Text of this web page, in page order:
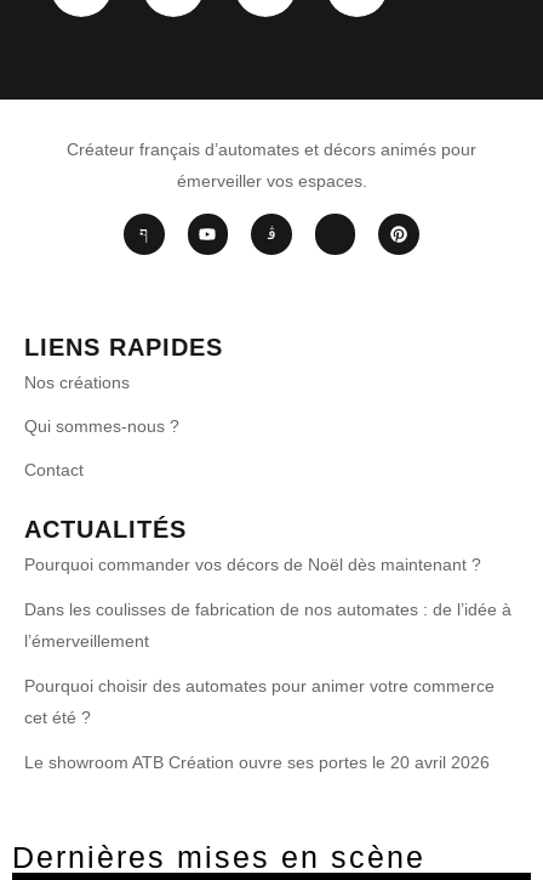
Créateur français d’automates et décors animés pour
émerveiller vos espaces.
LIENS RAPIDES
Nos créations
Qui sommes-nous ?
Contact
ACTUALITÉS
Pourquoi commander vos décors de Noël dès maintenant ?
Dans les coulisses de fabrication de nos automates : de l’idée à
l’émerveillement
Pourquoi choisir des automates pour animer votre commerce
cet été ?
Le showroom ATB Création ouvre ses portes le 20 avril 2026
Dernières mises en scène